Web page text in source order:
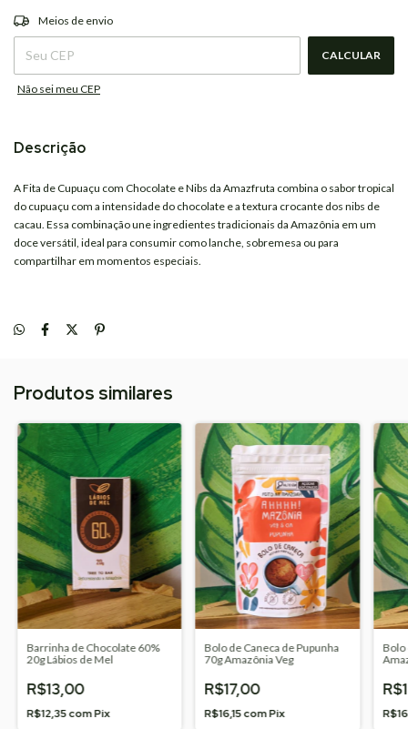
Entregas para o CEP:
Meios de envio
CALCULAR
Não sei meu CEP
Descrição
A Fita de Cupuaçu com Chocolate e Nibs da Amazfruta combina o sabor tropical
do cupuaçu com a intensidade do chocolate e a textura crocante dos nibs de
cacau. Essa combinação une ingredientes tradicionais da Amazônia em um
doce versátil, ideal para consumir como lanche, sobremesa ou para
compartilhar em momentos especiais.
Produtos similares
Barrinha de Chocolate 60%
20g Lábios de Mel
R$13,00
R$12,35comPix
Bolo de Caneca de Pupunha
70g Amazônia Veg
R$17,00
R$16,15comPix
Bolo